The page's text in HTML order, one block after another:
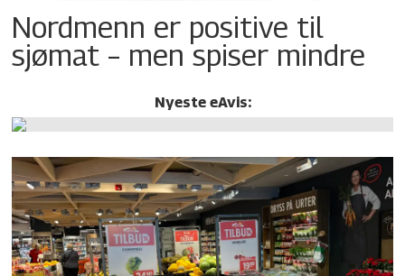
Nordmenn er positive til
sjømat – men spiser mindre
Nyeste eAvis: